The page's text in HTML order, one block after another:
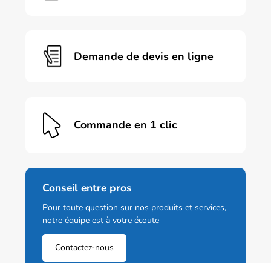
Demande de devis en ligne
Commande en 1 clic
Conseil entre pros
Pour toute question sur nos produits et services,
notre équipe est à votre écoute
Contactez-nous